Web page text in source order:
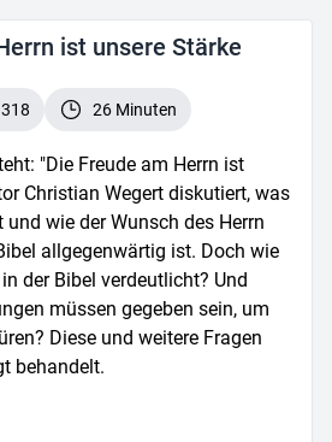
ist unsere Stärke
26 Minuten
"Die Freude am Herrn ist
Christian Wegert diskutiert, was
und wie der Wunsch des Herrn
allgegenwärtig ist. Doch wie
der Bibel verdeutlicht? Und
müssen gegeben sein, um
Diese und weitere Fragen
behandelt.